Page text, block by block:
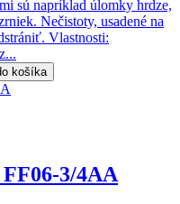
sú napríklad úlomky hrdze,
Nečistoty, usadené na
Vlastnosti:
košíka
3/4AA